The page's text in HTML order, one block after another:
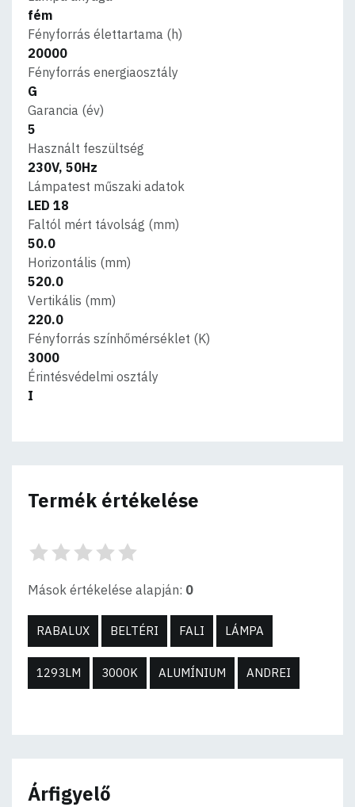
fém
Fényforrás élettartama (h)
20000
Fényforrás energiaosztály
G
Garancia (év)
5
Használt feszültség
230V, 50Hz
Lámpatest műszaki adatok
LED 18
Faltól mért távolság (mm)
50.0
Horizontális (mm)
520.0
Vertikális (mm)
220.0
Fényforrás színhőmérséklet (K)
3000
Érintésvédelmi osztály
I
Termék értékelése
Mások értékelése alapján: 0
RABALUX BELTÉRI FALI LÁMPA
1293LM 3000K ALUMÍNIUM ANDREI
Árfigyelő